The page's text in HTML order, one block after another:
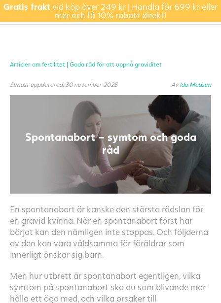
Gratis fraktvid köp över 249 kr | Handla för 699 kr eller
mer och få 10% rabatt direkt!
Artikler om fertilitet | Goda råd för att uppnå graviditet
Senast uppdaterad, 30 november 2025 Av Ida Madsen
Spontanabort – symtom och goda
råd
En spontanabort är kanske den största rädslan för
en gravid kvinna. När en spontanabort först har
börjat kan den nämligen inte stoppas. Och följderna
av den kan vara våldsamma för föräldrar som
innerligt önskar sig barn.
Men hur utbrett är spontanabort egentligen, vilka
symtom på spontanabort ska du som blivande mor
hålla ett öga med, och vilka orsaker till